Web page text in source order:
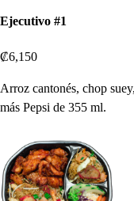
Ejecutivo #1
₡6,150
Arroz cantonés, chop
más Pepsi de 355 ml.